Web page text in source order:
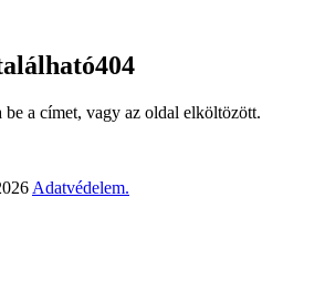
404
a címet, vagy az oldal elköltözött.
Adatvédelem.